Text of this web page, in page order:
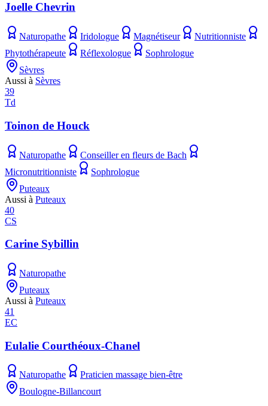
Joelle Chevrin
Naturopathe Iridologue Magnétiseur
Nutritionniste
Phytothérapeute
Réflexologue
Sophrologue
Sèvres
Aussi à Sèvres
39
Td
Toinon de Houck
Naturopathe
Conseiller en fleurs de Bach
Micronutritionniste
Sophrologue
Puteaux
Aussi à Puteaux
40
CS
Carine Sybillin
Naturopathe
Puteaux
Aussi à Puteaux
41
EC
Eulalie Courthéoux-Chanel
Naturopathe
Praticien massage bien-être
Boulogne-Billancourt